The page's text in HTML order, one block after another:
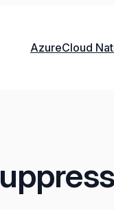
AzureCloud